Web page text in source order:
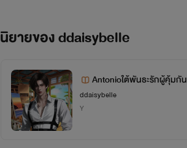
นิยายของ ddaisybelle
Antonioใต้พันธะรักผู้คุ้มกัน
ddaisybelle
Y